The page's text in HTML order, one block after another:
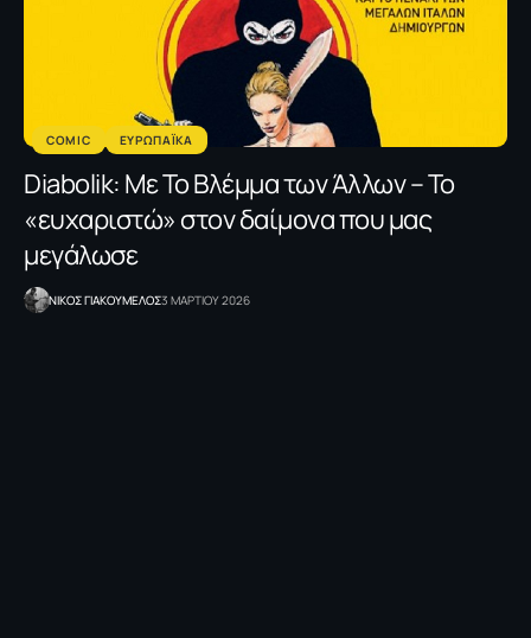
COMIC ΕΥΡΩΠΑΪΚΑ
Diabolik: Με Το Βλέμμα των Άλλων – Το
«ευχαριστώ» στον δαίμονα που μας
μεγάλωσε
NΙΚΟΣ ΓΙΑΚΟΥΜΕΛΟΣ3 ΜΑΡΤΙΟΥ 2026